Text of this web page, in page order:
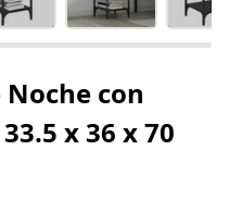
con
x 36 x 70